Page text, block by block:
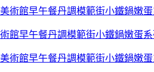
館早午餐丹調模範街小鐵鍋嫩蛋